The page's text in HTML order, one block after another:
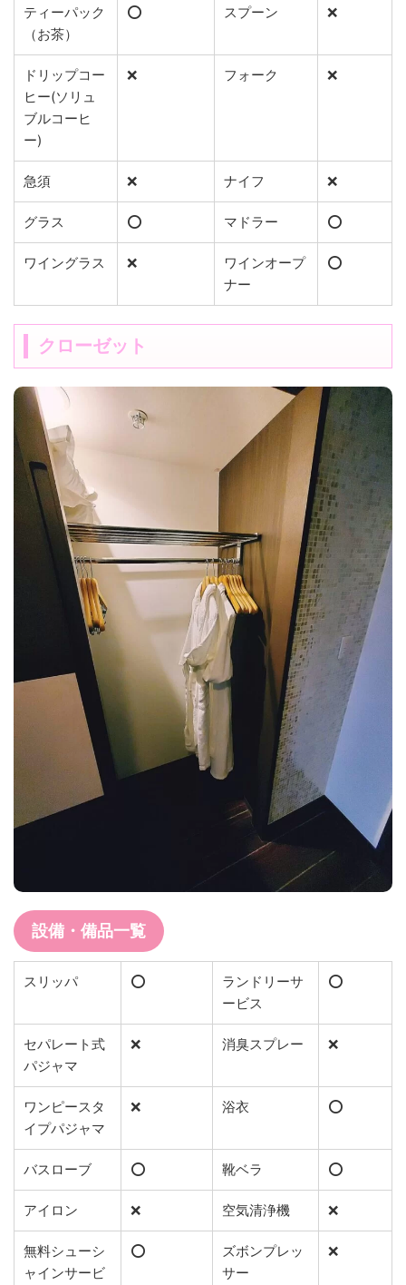
ティーパック
（お茶）
⭕️ スプーン ❌
ドリップコー
ヒー(ソリュ
ブルコーヒ
ー)
❌ フォーク ❌
急須 ❌ ナイフ ❌
グラス ⭕️ マドラー ⭕️
ワイングラス ❌
ワインオープ
ナー
⭕️
クローゼット
設備・備品一覧
スリッパ ⭕️
ランドリーサ
ービス
⭕️
セパレート式
パジャマ
❌ 消臭スプレー ❌
ワンピースタ
イプパジャマ
❌ 浴衣 ⭕️
バスローブ ⭕️ 靴ベラ ⭕️
アイロン ❌ 空気清浄機 ❌
無料シューシ
ャインサービ
⭕️
ズボンプレッ
サー
❌